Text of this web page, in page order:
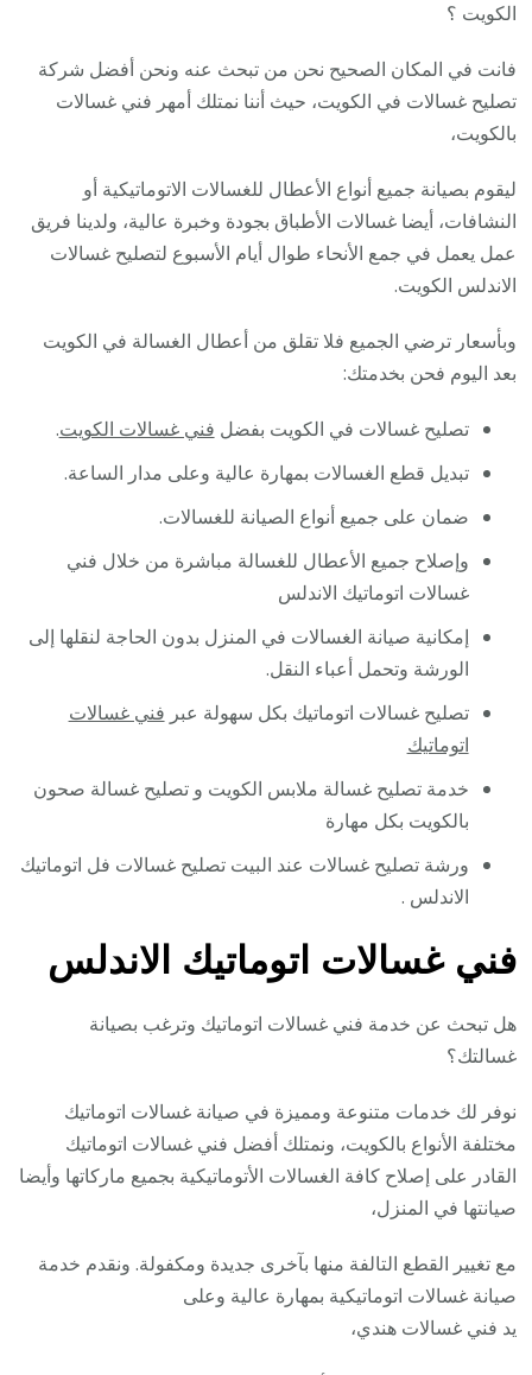
الكويت ؟
فانت في المكان الصحيح نحن من تبحث عنه ونحن أفضل شركة
تصليح غسالات في الكويت، حيث أننا نمتلك أمهر فني غسالات
بالكويت،
ليقوم بصيانة جميع أنواع الأعطال للغسالات الاتوماتيكية أو
النشافات، أيضا غسالات الأطباق بجودة وخبرة عالية، ولدينا فريق
عمل يعمل في جمع الأنحاء طوال أيام الأسبوع لتصليح غسالات
الاندلس الكويت.
وبأسعار ترضي الجميع فلا تقلق من أعطال الغسالة في الكويت
بعد اليوم فحن بخدمتك:
تصليح غسالات في الكويت بفضل فني غسالات الكويت.
تبديل قطع الغسالات بمهارة عالية وعلى مدار الساعة.
ضمان على جميع أنواع الصيانة للغسالات.
وإصلاح جميع الأعطال للغسالة مباشرة من خلال فني
غسالات اتوماتيك الاندلس
إمكانية صيانة الغسالات في المنزل بدون الحاجة لنقلها إلى
الورشة وتحمل أعباء النقل.
تصليح غسالات اتوماتيك بكل سهولة عبر فني غسالات
اتوماتيك
خدمة تصليح غسالة ملابس الكويت و تصليح غسالة صحون
بالكويت بكل مهارة
ورشة تصليح غسالات عند البيت تصليح غسالات فل اتوماتيك
الاندلس .
فني غسالات اتوماتيك الاندلس
هل تبحث عن خدمة فني غسالات اتوماتيك وترغب بصيانة
غسالتك؟
نوفر لك خدمات متنوعة ومميزة في صيانة غسالات اتوماتيك
مختلفة الأنواع بالكويت، ونمتلك أفضل فني غسالات اتوماتيك
القادر على إصلاح كافة الغسالات الأتوماتيكية بجميع ماركاتها وأيضا
صيانتها في المنزل،
مع تغيير القطع التالفة منها بآخرى جديدة ومكفولة. ونقدم خدمة
صيانة غسالات اتوماتيكية بمهارة عالية وعلى
يد فني غسالات هندي،